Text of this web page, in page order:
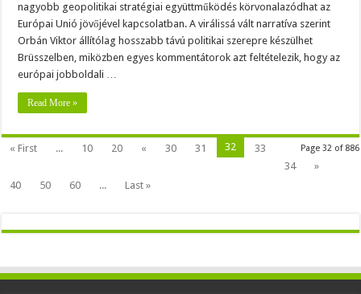
nagyobb geopolitikai stratégiai együttműködés körvonalazódhat az
Európai Unió jövőjével kapcsolatban. A virálissá vált narratíva szerint
Orbán Viktor állítólag hosszabb távú politikai szerepre készülhet
Brüsszelben, miközben egyes kommentátorok azt feltételezik, hogy az
európai jobboldali …
Read More »
Page 32 of 886
« First ... 10 20 « 30 31 32
33
34
»
40
50 60 ... Last »